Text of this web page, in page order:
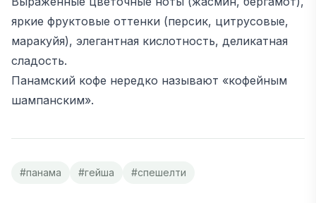
яркие фруктовые оттенки (персик, цитрусовые,
маракуйя), элегантная кислотность, деликатная
сладость.
Панамский кофе нередко называют «кофейным
шампанским».
#панама #гейша #спешелти